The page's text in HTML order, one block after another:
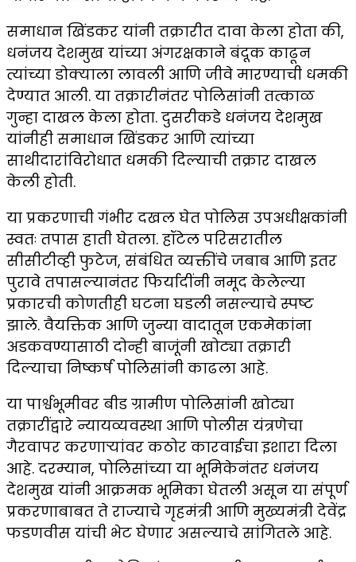
समाधान खिंडकर यांनी तक्रारीत दावा केला होता की,
धनंजय देशमुख यांच्या अंगरक्षकाने बंदूक काढून
त्यांच्या डोक्याला लावली आणि जीवे मारण्याची धमकी
देण्यात आली. या तक्रारीनंतर पोलिसांनी तत्काळ
गुन्हा दाखल केला होता. दुसरीकडे धनंजय देशमुख
यांनीही समाधान खिंडकर आणि त्यांच्या
साथीदारांविरोधात धमकी दिल्याची तक्रार दाखल
केली होती.
या प्रकरणाची गंभीर दखल घेत पोलिस उपअधीक्षकांनी
स्वतः तपास हाती घेतला. हॉटेल परिसरातील
सीसीटीव्ही फुटेज, संबंधित व्यक्तींचे जबाब आणि इतर
पुरावे तपासल्यानंतर फिर्यादींनी नमूद केलेल्या
प्रकारची कोणतीही घटना घडली नसल्याचे स्पष्ट
झाले. वैयक्तिक आणि जुन्या वादातून एकमेकांना
अडकवण्यासाठी दोन्ही बाजूंनी खोट्या तक्रारी
दिल्याचा निष्कर्ष पोलिसांनी काढला आहे.
या पार्श्वभूमीवर बीड ग्रामीण पोलिसांनी खोट्या
तक्रारींद्वारे न्यायव्यवस्था आणि पोलीस यंत्रणेचा
गैरवापर करणाऱ्यांवर कठोर कारवाईचा इशारा दिला
आहे. दरम्यान, पोलिसांच्या या भूमिकेनंतर धनंजय
देशमुख यांनी आक्रमक भूमिका घेतली असून या संपूर्ण
प्रकरणाबाबत ते राज्याचे गृहमंत्री आणि मुख्यमंत्री देवेंद्र
फडणवीस यांची भेट घेणार असल्याचे सांगितले आहे.